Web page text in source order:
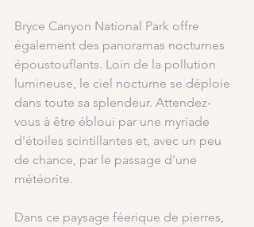
Bryce Canyon National Park offre
également des panoramas nocturnes
époustouflants. Loin de la pollution
lumineuse, le ciel nocturne se déploie
dans toute sa splendeur. Attendez-
vous à être ébloui par une myriade
d'étoiles scintillantes et, avec un peu
de chance, par le passage d'une
météorite.
Dans ce paysage féerique de pierres,